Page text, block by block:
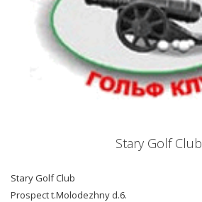
Stary Golf Club
Stary Golf Club
Prospect t.Molodezhny d.6.